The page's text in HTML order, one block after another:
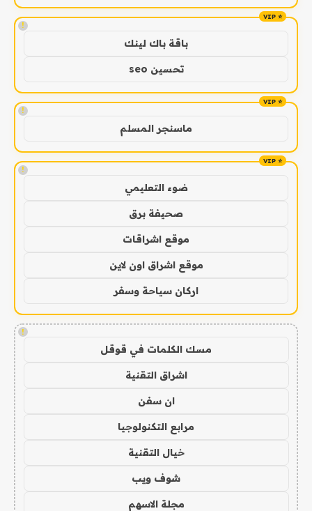
!
باقة باك لينك
تحسين seo
!
ماسنجر المسلم
!
ضوء التعليمي
صحيفة برق
موقع اشراقات
موقع اشراق اون لاين
اركان سياحة وسفر
!
مسك الكلمات في قوقل
اشراق التقنية
ان سفن
مرابع التكنولوجيا
خيال التقنية
شوف ويب
مجلة الاسهم